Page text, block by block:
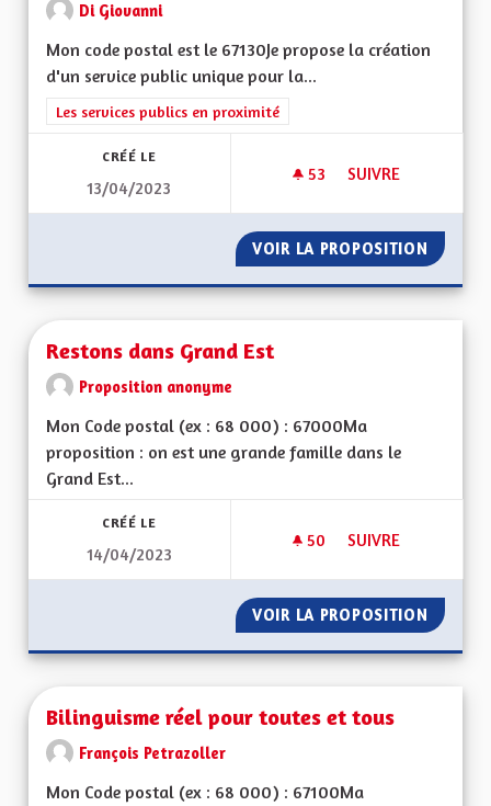
Di Giovanni
Mon code postal est le 67130Je propose la création
d'un service public unique pour la...
Filtrer les résultats de la catégorie : Les services publics en
Les services publics en proximité
CRÉÉ LE
13/04/2023
53 53 ABONNÉS
SUIVRE
VOIR LA PROPOSITION
Restons dans Grand Est
Proposition anonyme
Mon Code postal (ex : 68 000) : 67000Ma
proposition : on est une grande famille dans le
Grand Est...
CRÉÉ LE
14/04/2023
50 50 ABONNÉS
SUIVRE
VOIR LA PROPOSITION
Bilinguisme réel pour toutes et tous
François Petrazoller
Mon Code postal (ex : 68 000) : 67100Ma